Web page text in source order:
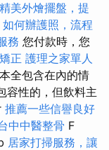
精美外燴擺盤，提
如何辦護照，流程
務 您付款時，您
正 護理之家單人
全包含在內的情
容性的，但飲料主
推薦一些信譽良好
中中醫整骨 F
居家打掃服務，讓